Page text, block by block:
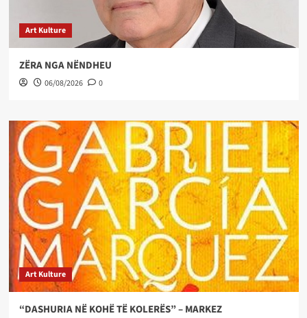
Art Kulture
ZËRA NGA NËNDHEU
06/08/2026 0
Art Kulture
“DASHURIA NË KOHË TË KOLERËS” – MARKEZ